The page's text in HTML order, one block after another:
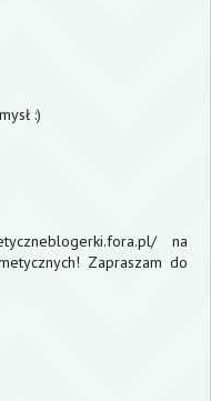
:)
na
Zapraszam do